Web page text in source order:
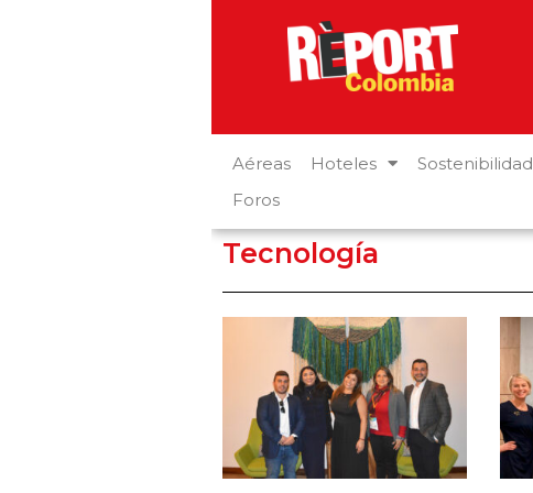
Aéreas Hoteles Sostenibilidad
Foros
Tecnología